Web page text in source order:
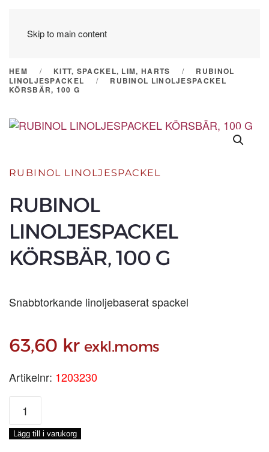
Skip to main content
HEM KITT, SPACKEL, LIM, HARTS
RUBINOL
LINOLJESPACKEL
RUBINOL LINOLJESPACKEL
KÖRSBÄR, 100 G
RUBINOL LINOLJESPACKEL
RUBINOL
LINOLJESPACKEL
KÖRSBÄR, 100 G
Snabbtorkande linoljebaserat spackel
63,60 kr exkl.moms
Artikelnr: 1203230
RUBINOL
LINOLJESPACKEL
KÖRSBÄR,
100
Lägg till i varukorg